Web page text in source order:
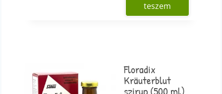
teszem
Floradix
Kräuterblut
szirup (500 ml)